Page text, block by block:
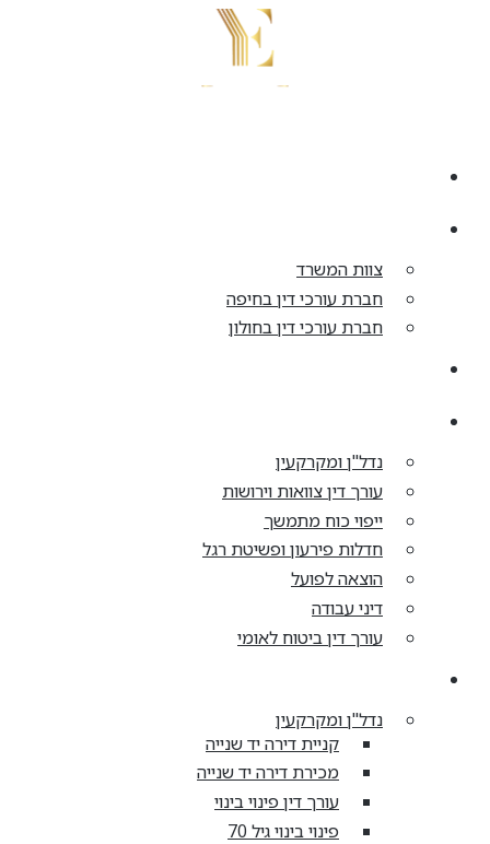
צוות המשרד
חברת עורכי דין בחיפה
חברת עורכי דין בחולון
נדל"ן ומקרקעין
עורך דין צוואות וירושות
ייפוי כוח מתמשך
חדלות פירעון ופשיטת רגל
הוצאה לפועל
דיני עבודה
עורך דין ביטוח לאומי
נדל"ן ומקרקעין
קניית דירה יד שנייה
מכירת דירה יד שנייה
עורך דין פינוי בינוי
פינוי בינוי גיל 70